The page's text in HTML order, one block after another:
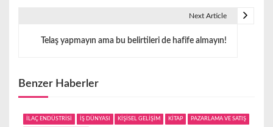
z
Next Article
Telaş yapmayın ama bu belirtileri de hafife almayın!
Benzer Haberler
İLAÇ ENDÜSTRİSİ İŞ DÜNYASI KİŞİSEL GELİŞİM KİTAP PAZARLAMA VE SATIŞ